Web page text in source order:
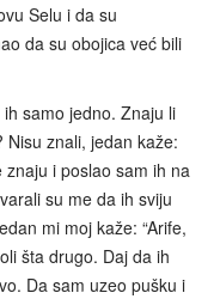
Selu i da su
da su obojica već bili
samo jedno. Znaju li
znali, jedan kaže:
znaju i poslao sam ih na
su me da ih sviju
mi moj kaže: “Arife,
šta drugo. Daj da ih
Da sam uzeo pušku i